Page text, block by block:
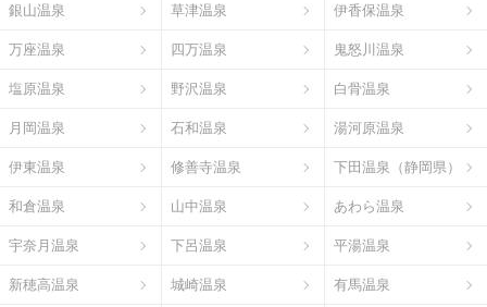
銀山温泉 草津温泉 伊香保温泉
万座温泉 四万温泉 鬼怒川温泉
塩原温泉 野沢温泉 白骨温泉
月岡温泉 石和温泉 湯河原温泉
伊東温泉 修善寺温泉 下田温泉（静岡県）
和倉温泉 山中温泉 あわら温泉
宇奈月温泉 下呂温泉 平湯温泉
新穂高温泉 城崎温泉 有馬温泉